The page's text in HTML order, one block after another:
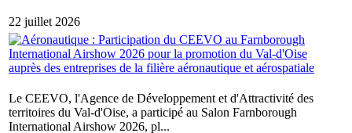
22 juillet 2026
Le CEEVO, l'Agence de Développement et d'Attractivité des
territoires du Val-d'Oise, a participé au Salon Farnborough
International Airshow 2026, pl...